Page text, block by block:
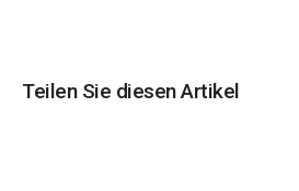
Teilen Sie diesen Artikel